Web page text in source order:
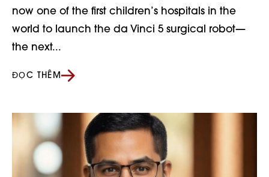
now one of the first children’s hospitals in the
world to launch the da Vinci 5 surgical robot—
the next...
ĐỌC THÊM